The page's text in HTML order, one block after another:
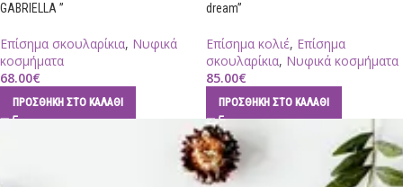
GABRIELLA ”
Επίσημα σκουλαρίκια, Νυφικά
κοσμήματα
68.00€
ΠΡΟΣΘΉΚΗ ΣΤΟ ΚΑΛΆΘΙ
dream”
Επίσημα κολιέ, Επίσημα
σκουλαρίκια, Νυφικά κοσμήματα
85.00€
ΠΡΟΣΘΉΚΗ ΣΤΟ ΚΑΛΆΘΙ